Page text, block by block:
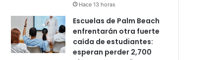
Hace 13 horas
Escuelas de Palm Beach
enfrentarán otra fuerte
caída de estudiantes:
esperan perder 2,700